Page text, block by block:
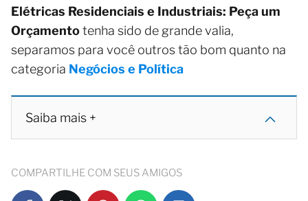
Elétricas Residenciais e Industriais: Peça um
Orçamentotenha sido de grande valia,
separamos para você outros tão bom quanto na
categoria Negócios e Política
Saiba mais +
COMPARTILHE COM SEUS AMIGOS